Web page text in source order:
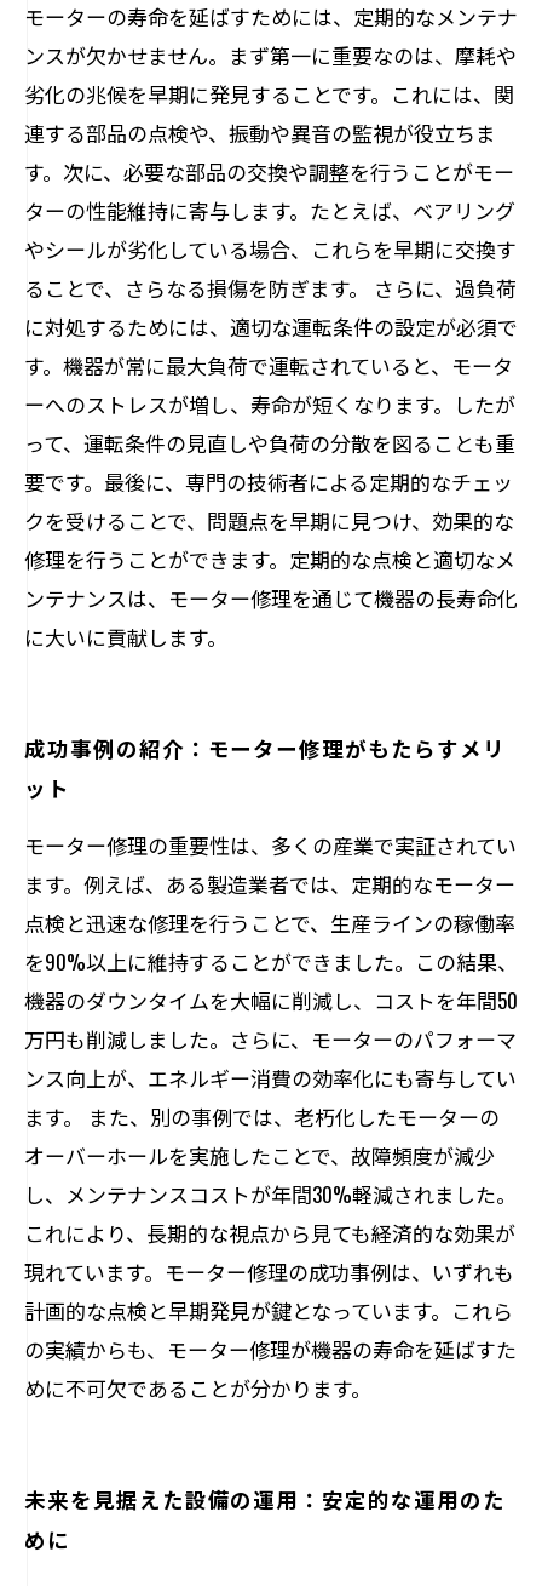
モーターの寿命を延ばすためには、定期的なメンテナ
ンスが欠かせません。まず第一に重要なのは、摩耗や
劣化の兆候を早期に発見することです。これには、関
連する部品の点検や、振動や異音の監視が役立ちま
す。次に、必要な部品の交換や調整を行うことがモー
ターの性能維持に寄与します。たとえば、ベアリング
やシールが劣化している場合、これらを早期に交換す
ることで、さらなる損傷を防ぎます。 さらに、過負荷
に対処するためには、適切な運転条件の設定が必須で
す。機器が常に最大負荷で運転されていると、モータ
ーへのストレスが増し、寿命が短くなります。したが
って、運転条件の見直しや負荷の分散を図ることも重
要です。最後に、専門の技術者による定期的なチェッ
クを受けることで、問題点を早期に見つけ、効果的な
修理を行うことができます。定期的な点検と適切なメ
ンテナンスは、モーター修理を通じて機器の長寿命化
に大いに貢献します。
成功事例の紹介：モーター修理がもたらすメリ
ット
モーター修理の重要性は、多くの産業で実証されてい
ます。例えば、ある製造業者では、定期的なモーター
点検と迅速な修理を行うことで、生産ラインの稼働率
を90%以上に維持することができました。この結果、
機器のダウンタイムを大幅に削減し、コストを年間50
万円も削減しました。さらに、モーターのパフォーマ
ンス向上が、エネルギー消費の効率化にも寄与してい
ます。 また、別の事例では、老朽化したモーターの
オーバーホールを実施したことで、故障頻度が減少
し、メンテナンスコストが年間30%軽減されました。
これにより、長期的な視点から見ても経済的な効果が
現れています。モーター修理の成功事例は、いずれも
計画的な点検と早期発見が鍵となっています。これら
の実績からも、モーター修理が機器の寿命を延ばすた
めに不可欠であることが分かります。
未来を見据えた設備の運用：安定的な運用のた
めに